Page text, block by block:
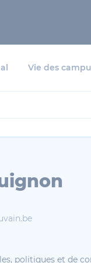
Vie des
politiques et de